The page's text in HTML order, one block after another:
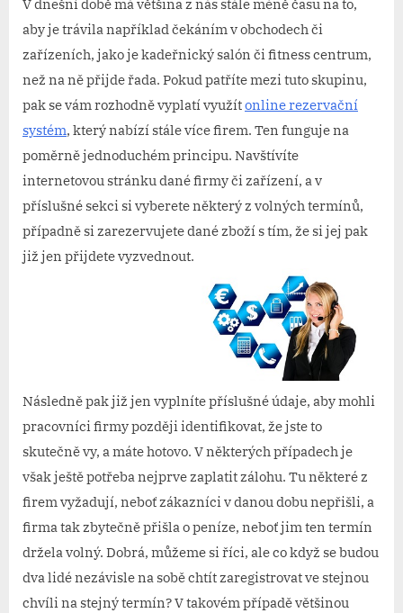
V dnešní době má většina z nás stále méně času na to,
aby je trávila například čekáním v obchodech či
zařízeních, jako je kadeřnický salón či fitness centrum,
než na ně přijde řada. Pokud patříte mezi tuto skupinu,
pak se vám rozhodně vyplatí využítonline rezervační
systém, který nabízí stále více firem. Ten funguje na
poměrně jednoduchém principu. Navštívíte
internetovou stránku dané firmy či zařízení, a v
příslušné sekci si vyberete některý z volných termínů,
případně si zarezervujete dané zboží s tím, že si jej pak
již jen přijdete vyzvednout.
Následně pak již jen vyplníte příslušné údaje, aby mohli
pracovníci firmy později identifikovat, že jste to
skutečně vy, a máte hotovo. V některých případech je
však ještě potřeba nejprve zaplatit zálohu. Tu některé z
firem vyžadují, neboť zákazníci v danou dobu nepřišli, a
firma tak zbytečně přišla o peníze, neboť jim ten termín
držela volný. Dobrá, můžeme si říci, ale co když se budou
dva lidé nezávisle na sobě chtít zaregistrovat ve stejnou
chvíli na stejný termín? V takovém případě většinou